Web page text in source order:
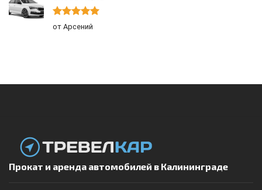
Оценка5
из 5
от Арсений
Прокат и аренда автомобилей в Калининграде